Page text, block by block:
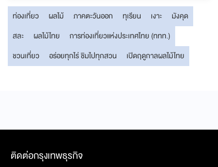
ท่องเที่ยว ผลไม้ ภาคตะวันออก ทุเรียน เงาะ
มังคุด
สละ
ผลไม้ไทย
การท่องเที่ยวแห่งประเทศไทย (ททท.)
ชวนเที่ยว
อร่อยทุกไร่ ชิมไปทุกสวน เปิดฤดูกาลผลไม้ไทย
ติดต่อกรุงเทพธุรกิจ